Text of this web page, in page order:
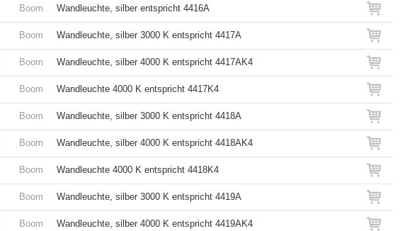
Boom Wandleuchte, silber entspricht 4416A
Boom Wandleuchte, silber 3000 K entspricht 4417A
Boom Wandleuchte, silber 4000 K entspricht 4417AK4
Boom Wandleuchte 4000 K entspricht 4417K4
Boom Wandleuchte, silber 3000 K entspricht 4418A
Boom Wandleuchte, silber 4000 K entspricht 4418AK4
Boom Wandleuchte 4000 K entspricht 4418K4
Boom Wandleuchte, silber 3000 K entspricht 4419A
Boom Wandleuchte, silber 4000 K entspricht 4419AK4